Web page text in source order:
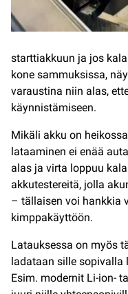
starttiakkuun ja jos
kone sammuksissa,
varaustina niin alas,
käynnistämiseen.
Mikäli akku on
lataaminen ei enää
alas ja virta loppuu
akkutestereitä, jolla
– tällaisen voi hankkia
kimppakäyttöön.
Latauksessa on myös
ladataan sille
Esim. modernit Li-ion-